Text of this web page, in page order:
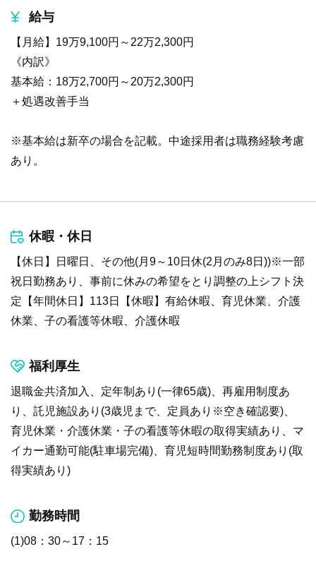
給与
【月給】19万9,100円～22万2,300円
《内訳》
基本給：18万2,700円～20万2,300円
＋処遇改善手当
※基本給は新卒の場合を記載。中途採用者は職務経験考慮
あり。
休暇・休日
【休日】日曜日、その他(月9～10日休(2月のみ8日))※一部
祝日勤務あり、事前に休みの希望をとり調整の上シフト決
定【年間休日】113日【休暇】有給休暇、育児休業、介護
休業、子の看護等休暇、介護休暇
福利厚生
退職金共済加入、定年制あり(一律65歳)、再雇用制度あ
り、託児施設あり(3歳児まで、定員あり※空き確認要)、
育児休業・介護休業・子の看護等休暇の取得実績あり、マ
イカー通勤可能(駐車場完備)、育児短時間勤務制度あり(取
得実績あり)
勤務時間
(1)08：30～17：15